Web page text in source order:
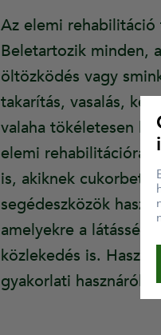
Az elemi
Beletartozik minden,
öltözködés vagy
takarítás, vasalás,
valaha tökéletesen
elemi rehabilitációra
is, akiknek
segédeszközök
amelyekre a
közlekedés is.
gyakorlati hasznáról